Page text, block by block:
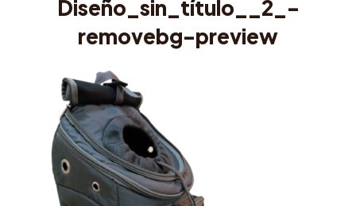
Diseño_sin_título__2_-
removebg-preview